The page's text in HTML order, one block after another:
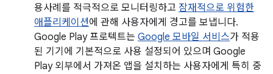
용사례를 적극적으로 모니터링하고 잠재적으로 위험한
애플리케이션에 관해 사용자에게 경고를 보냅니다.
Google Play 프로텍트는 Google 모바일 서비스가 적용
된 기기에 기본적으로 사용 설정되어 있으며 Google
Play 외부에서 가져온 앱을 설치하는 사용자에게 특히 중